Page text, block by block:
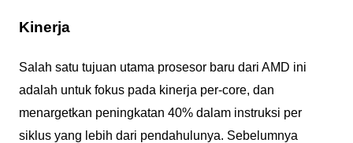
Kinerja
Salah satu tujuan utama prosesor baru dari AMD ini
adalah untuk fokus pada kinerja per-core, dan
menargetkan peningkatan 40% dalam instruksi per
siklus yang lebih dari pendahulunya. Sebelumnya